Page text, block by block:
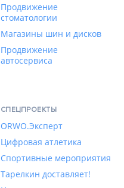
Продвижение
стоматологии
Магазины шин и дисков
Продвижение
автосервиса
СПЕЦПРОЕКТЫ
ORWO.Эксперт
Цифровая атлетика
Спортивные мероприятия
Тарелкин доставляет!